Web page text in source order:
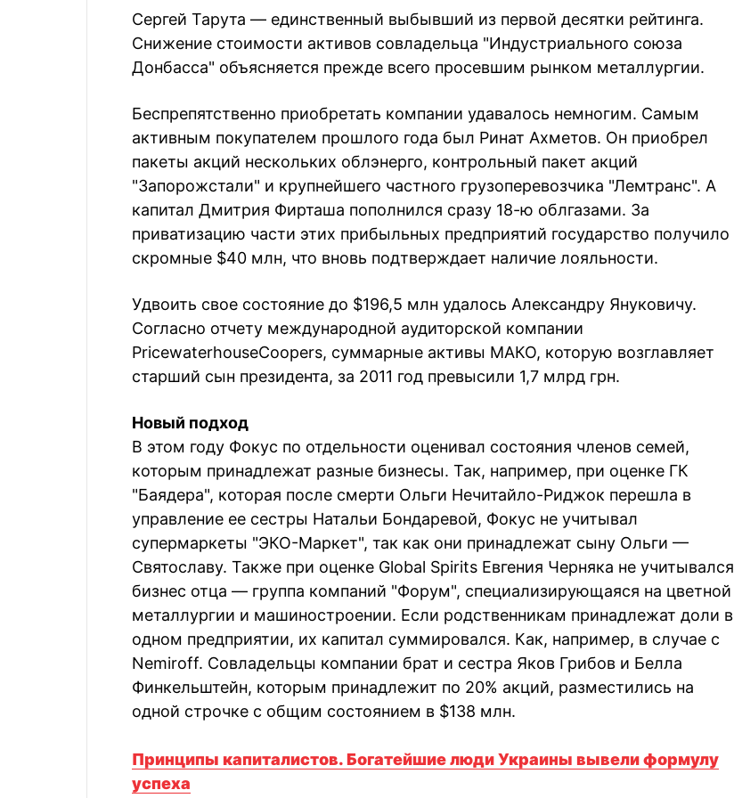
Сергей Тарута — единственный выбывший из первой десятки рейтинга.
Снижение стоимости активов совладельца "Индустриального союза
Донбасса" объясняется прежде всего просевшим рынком металлургии.
Беспрепятственно приобретать компании удавалось немногим. Самым
активным покупателем прошлого года был Ринат Ахметов. Он приобрел
пакеты акций нескольких облэнерго, контрольный пакет акций
"Запорожстали" и крупнейшего частного грузоперевозчика "Лемтранс". А
капитал Дмитрия Фирташа пополнился сразу 18-ю облгазами. За
приватизацию части этих прибыльных предприятий государство получило
скромные $40 млн, что вновь подтверждает наличие лояльности.
Удвоить свое состояние до $196,5 млн удалось Александру Януковичу.
Согласно отчету международной аудиторской компании
PricewaterhouseCoopers, суммарные активы МАКО, которую возглавляет
старший сын президента, за 2011 год превысили 1,7 млрд грн.
Новый подход
В этом году Фокус по отдельности оценивал состояния членов семей,
которым принадлежат разные бизнесы. Так, например, при оценке ГК
"Баядера", которая после смерти Ольги Нечитайло-Риджок перешла в
управление ее сестры Натальи Бондаревой, Фокус не учитывал
супермаркеты "ЭКО-Маркет", так как они принадлежат сыну Ольги —
Святославу. Также при оценке Global Spirits Евгения Черняка не учитывался
бизнес отца — группа компаний "Форум", специализирующаяся на цветной
металлургии и машиностроении. Если родственникам принадлежат доли в
одном предприятии, их капитал суммировался. Как, например, в случае с
Nemiroff. Совладельцы компании брат и сестра Яков Грибов и Белла
Финкельштейн, которым принадлежит по 20% акций, разместились на
одной строчке с общим состоянием в $138 млн.
Принципы капиталистов. Богатейшие люди Украины вывели формулу
успеха